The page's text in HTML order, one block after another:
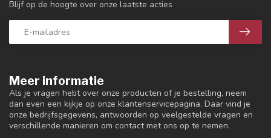
Meer informatie
Als je vragen hebt over onze producten of je bestelling, neem
dan even een kijkje op onze klantenservicepagina. Daar vind je
onze bedrijfsgegevens, antwoorden op veelgestelde vragen en
verschillende manieren om contact met ons op te nemen.
Blijf op de hoogte over onze laatste acties